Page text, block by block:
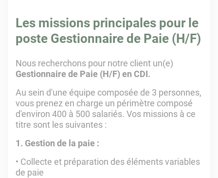
Les missions principales pour le
poste Gestionnaire de Paie (H/F)
Nous recherchons pour notre client un(e)
Gestionnaire de Paie (H/F) en CDI.
Au sein d'une équipe composée de 3 personnes,
vous prenez en charge un périmètre composé
d'environ 400 à 500 salariés. Vos missions à ce
titre sont les suivantes :
1. Gestion de la paie :
Collecte et préparation des éléments variables
de paie